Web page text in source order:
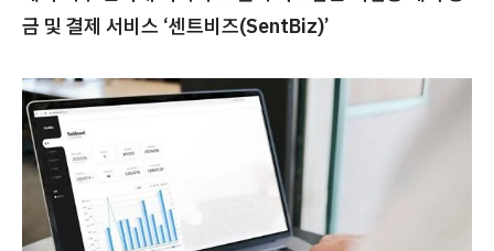
금 및 결제 서비스 ‘센트비즈(SentBiz)’